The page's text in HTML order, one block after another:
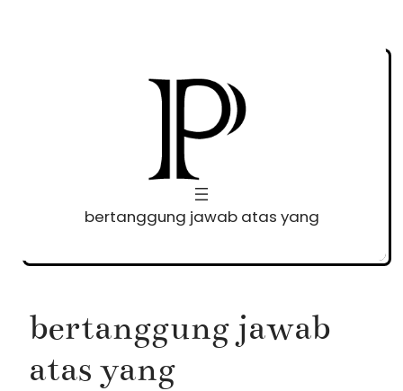
bertanggung jawab atas yang
bertanggung jawab
atas yang